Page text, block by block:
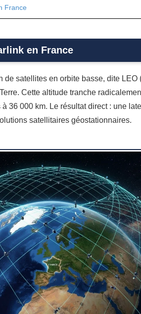
France
en France
satellites en orbite basse, dite LEO
Cette altitude tranche
36 000 km. Le résultat direct : une
satellitaires géostationnaires.